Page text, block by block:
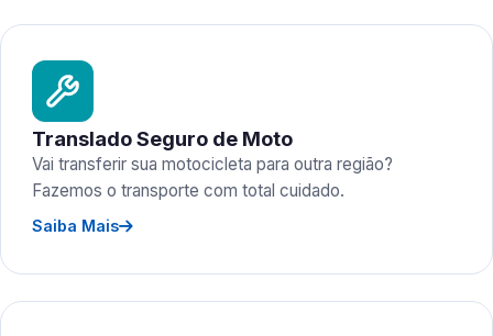
Translado Seguro de Moto
Vai transferir sua motocicleta para outra região?
Fazemos o transporte com total cuidado.
Saiba Mais